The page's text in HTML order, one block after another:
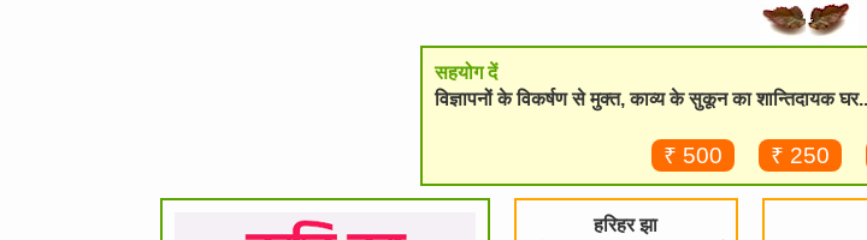
सहयोग दें
विज्ञापनों के विकर्षण से मुक्त, काव्य के सुकून का शान्तिदायक
₹ 500 ₹ 250
हरिहर झा